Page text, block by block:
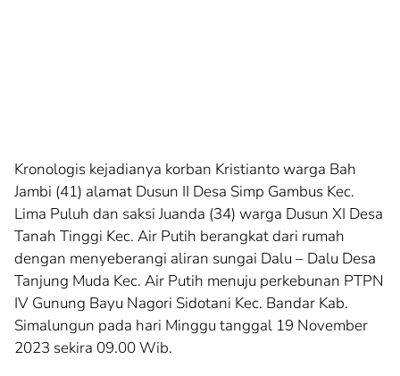
Kronologis kejadianya korban Kristianto warga Bah
Jambi (41) alamat Dusun II Desa Simp Gambus Kec.
Lima Puluh dan saksi Juanda (34) warga Dusun XI Desa
Tanah Tinggi Kec. Air Putih berangkat dari rumah
dengan menyeberangi aliran sungai Dalu – Dalu Desa
Tanjung Muda Kec. Air Putih menuju perkebunan PTPN
IV Gunung Bayu Nagori Sidotani Kec. Bandar Kab.
Simalungun pada hari Minggu tanggal 19 November
2023 sekira 09.00 Wib.